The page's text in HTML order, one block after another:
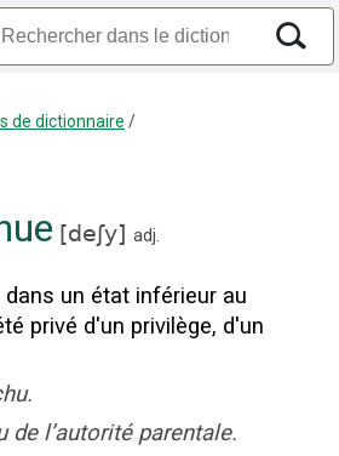
de dictionnaire /
[deʃy] adj.
un état inférieur au
privé d'un privilège, d'un
de l’autorité parentale.